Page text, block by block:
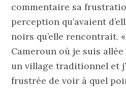
commentaire sa
perception qu’avaient
noirs qu’elle rencontrait.
Cameroun où je suis
un village traditionnel et
frustrée de voir à quel